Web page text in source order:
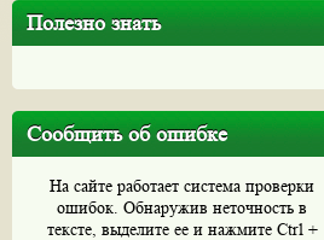
Полезно знать
Сообщить об ошибке
На сайте работает система проверки
ошибок. Обнаружив неточность в
тексте, выделите ее и нажмите Ctrl +